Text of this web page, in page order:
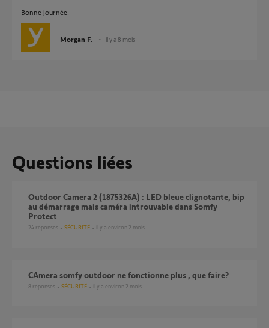
Bonne journée.
Morgan F. il y a 8 mois
Questions liées
Outdoor Camera 2 (1875326A) : LED bleue clignotante, bip
au démarrage mais caméra introuvable dans Somfy
Protect
24 réponses SÉCURITÉ il y a environ 2 mois
CAmera somfy outdoor ne fonctionne plus , que faire?
8 réponses SÉCURITÉ il y a environ 2 mois